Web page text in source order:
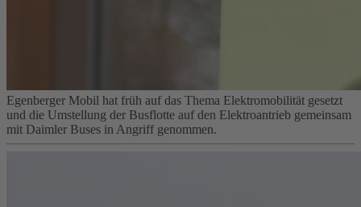
Egenberger Mobil hat früh auf das Thema Elektromobilität gesetzt
und die Umstellung der Busflotte auf den Elektroantrieb gemeinsam
mit Daimler Buses in Angriff genommen.